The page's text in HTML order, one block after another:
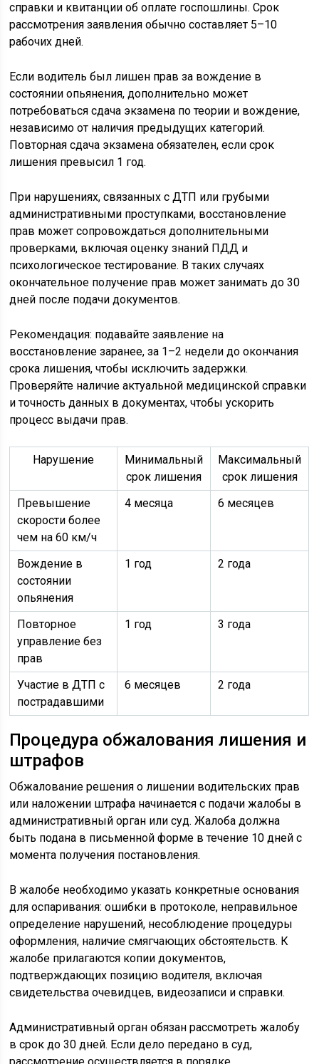
справки и квитанции об оплате госпошлины. Срок
рассмотрения заявления обычно составляет 5–10
рабочих дней.
Если водитель был лишен прав за вождение в
состоянии опьянения, дополнительно может
потребоваться сдача экзамена по теории и вождение,
независимо от наличия предыдущих категорий.
Повторная сдача экзамена обязателен, если срок
лишения превысил 1 год.
При нарушениях, связанных с ДТП или грубыми
административными проступками, восстановление
прав может сопровождаться дополнительными
проверками, включая оценку знаний ПДД и
психологическое тестирование. В таких случаях
окончательное получение прав может занимать до 30
дней после подачи документов.
Рекомендация: подавайте заявление на
восстановление заранее, за 1–2 недели до окончания
срока лишения, чтобы исключить задержки.
Проверяйте наличие актуальной медицинской справки
и точность данных в документах, чтобы ускорить
процесс выдачи прав.
Нарушение
Минимальный
срок лишения
Максимальный
срок лишения
Превышение
скорости более
чем на 60 км/ч
4 месяца 6 месяцев
Вождение в
состоянии
опьянения
1 год 2 года
Повторное
управление без
прав
1 год 3 года
Участие в ДТП с
пострадавшими
6 месяцев 2 года
Процедура обжалования лишения и
штрафов
Обжалование решения о лишении водительских прав
или наложении штрафа начинается с подачи жалобы в
административный орган или суд. Жалоба должна
быть подана в письменной форме в течение 10 дней с
момента получения постановления.
В жалобе необходимо указать конкретные основания
для оспаривания: ошибки в протоколе, неправильное
определение нарушений, несоблюдение процедуры
оформления, наличие смягчающих обстоятельств. К
жалобе прилагаются копии документов,
подтверждающих позицию водителя, включая
свидетельства очевидцев, видеозаписи и справки.
Административный орган обязан рассмотреть жалобу
в срок до 30 дней. Если дело передано в суд,